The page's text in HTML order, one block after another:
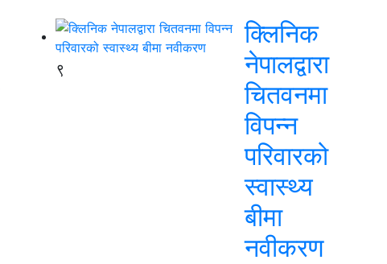
९
क्लिनिक
नेपालद्वारा
चितवनमा
विपन्न
परिवारको
स्वास्थ्य
बीमा
नवीकरण